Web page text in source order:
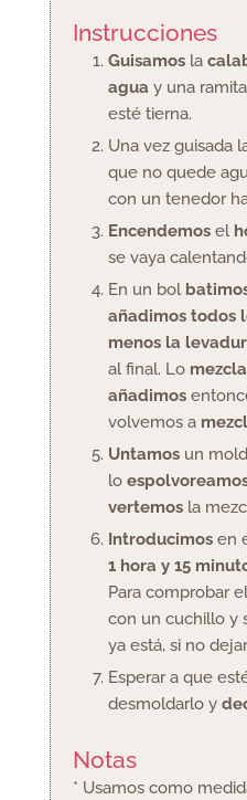
Instrucciones
Guisamos la
agua y una
esté tierna.
Una vez guisada
que no quede
con un tenedor
Encendemos el
se vaya
En un bol
añadimos todos
menos la
al final. Lo
añadimos
volvemos a
Untamos un
lo
vertemos la
Introducimos en
1 hora y 15
Para comprobar
con un cuchillo y
ya está, si no
Esperar a que
desmoldarlo y
Notas
* Usamos como